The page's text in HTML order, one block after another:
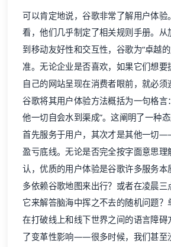
可以肯定地说，谷歌非常了解用户体验
看，他们几乎制定了相关规则手册。从
到移动友好性和交互性，谷歌为“卓越
准。无论企业是否喜欢，如果它们想要
自己的网站呈现在消费者眼前，就必须
谷歌将其用户体验方法概括为一句格言
他一切自会水到渠成”。这阐明了一种
首先服务于用户，其次才是其他一切
盈亏底线。无论是否完全按字面意思理
认，优质的用户体验是谷歌许多服务本
多依赖谷歌地图来出行？或者在凌晨三
它来解答脑海中挥之不去的随机问题？
在打破线上和线下世界之间的语言障碍
了变革性影响——很多时候，我们甚至